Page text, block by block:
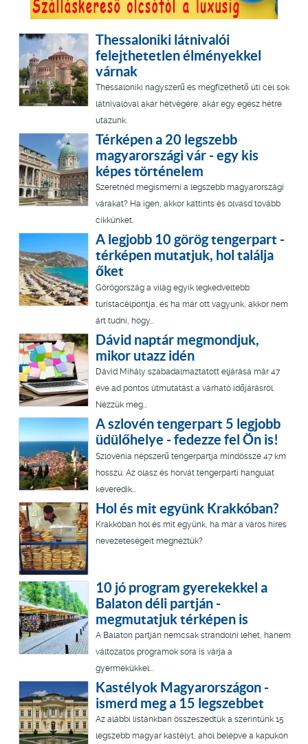
Thessaloniki látnivalói
felejthetetlen élményekkel
várnak
Thessaloniki nagyszerű és megfizethető úti cél sok
látnivalóval akár hétvégére, akár egy egész hétre
utazunk.
Térképen a 20 legszebb
magyarországi vár - egy kis
képes történelem
Szeretnéd megismerni a legszebb magyarországi
várakat? Ha igen, akkor kattints és olvasd tovább
cikkünket.
A legjobb 10 görög tengerpart -
térképen mutatjuk, hol találja
őket
Görögország a világ egyik legkedveltebb
turistacélpontja, és ha már ott vagyunk, akkor nem
árt tudni, hogy...
Dávid naptár megmondjuk,
mikor utazz idén
Dávid Mihály szabadalmaztatott eljárása már 47
éve ad pontos útmutatást a várható időjárásról.
Nézzük meg...
A szlovén tengerpart 5 legjobb
üdülőhelye - fedezze fel Ön is!
Szlovénia népszerű tengerpartja mindössze 47 km
hosszú. Az olasz és horvát tengerparti hangulat
keveredik...
Hol és mit együnk Krakkóban?
Krakkóban hol és mit együnk, ha már a város híres
nevezeteségeit megnéztük?
10 jó program gyerekekkel a
Balaton déli partján -
megmutatjuk térképen is
A Balaton partján nemcsak strandolni lehet, hanem
változatos programok sora is várja a
gyermekükkel...
Kastélyok Magyarországon -
ismerd meg a 15 legszebbet
Az alábbi listánkban összeszedtük a szerintünk 15
legszebb magyar kastélyt, ahol belépve a kapukon